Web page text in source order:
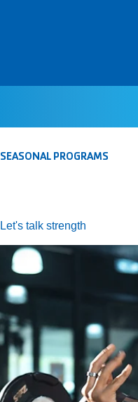
SEASONAL PROGRAMS
Let's talk strength